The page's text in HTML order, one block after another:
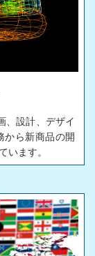
、設計、デザイ
から新商品の開
います。